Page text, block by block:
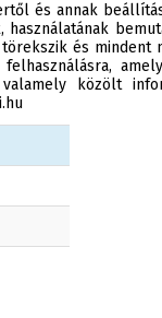
és annak
törekszik és
közölt